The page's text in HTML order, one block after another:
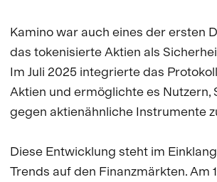
Kamino war auch eines der ersten
das tokenisierte Aktien als
Im Juli 2025 integrierte das
Aktien und ermöglichte es Nutzern,
gegen aktienähnliche Instrumente
Diese Entwicklung steht im
Trends auf den Finanzmärkten. Am